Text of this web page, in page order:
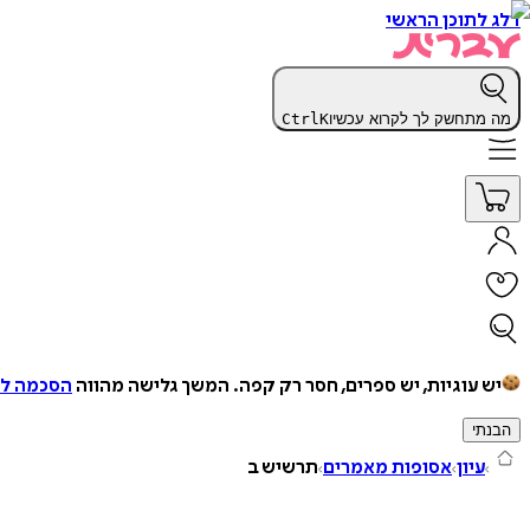
דלג לתוכן הראשי
מה מתחשק לך לקרוא עכשיו CtrlK
יש עוגיות, יש ספרים, חסר רק קפה. המשך גלישה מהווה הסכמה
הבנתי
עיון אסופות מאמרים תרשיש ב